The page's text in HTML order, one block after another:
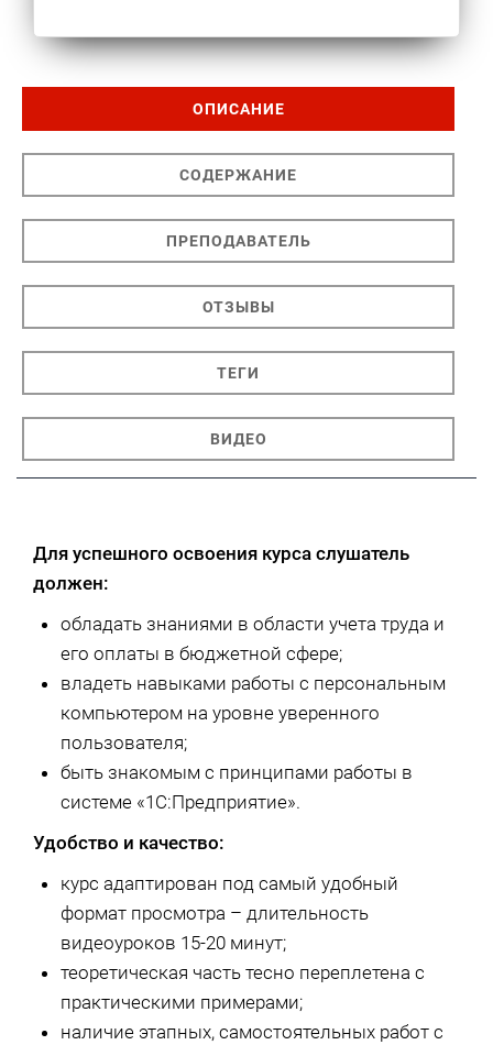
ОПИСАНИЕ
СОДЕРЖАНИЕ
ПРЕПОДАВАТЕЛЬ
ОТЗЫВЫ
ТЕГИ
ВИДЕО
Для успешного освоения курса слушатель
должен:
обладать знаниями в области учета труда и
его оплаты в бюджетной сфере;
владеть навыками работы с персональным
компьютером на уровне уверенного
пользователя;
быть знакомым с принципами работы в
системе «1С:Предприятие».
Удобство и качество:
курс адаптирован под самый удобный
формат просмотра – длительность
видеоуроков 15-20 минут;
теоретическая часть тесно переплетена с
практическими примерами;
наличие этапных, самостоятельных работ с